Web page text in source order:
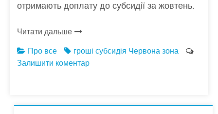
отримають доплату до субсидії за жовтень.
Читати дальше
Про все
гроші субсидія Червона зона
Залишити коментар